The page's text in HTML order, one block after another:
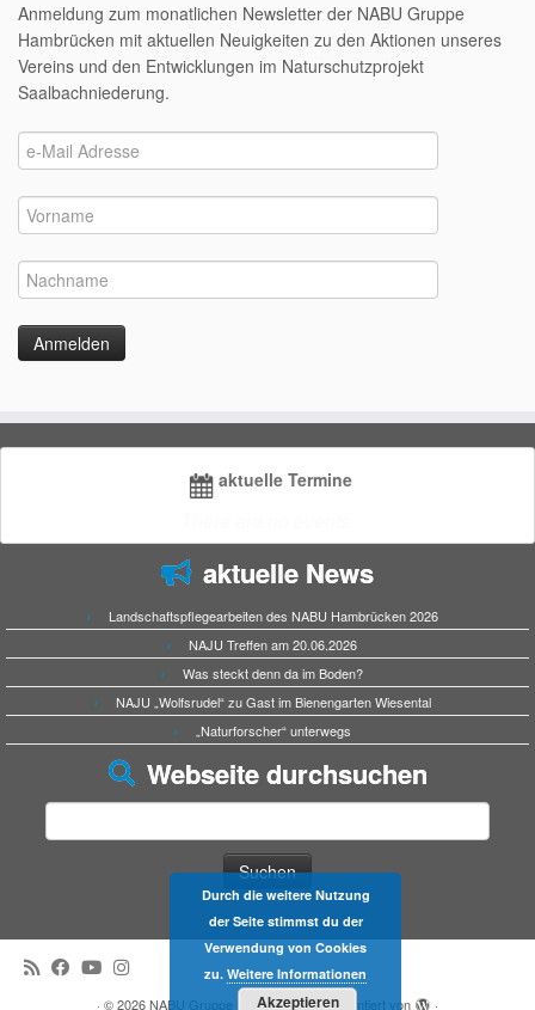
Anmeldung zum monatlichen Newsletter der NABU Gruppe
Hambrücken mit aktuellen Neuigkeiten zu den Aktionen unseres
Vereins und den Entwicklungen im Naturschutzprojekt
Saalbachniederung.
aktuelle Termine
aktuelle News
Landschaftspflegearbeiten des NABU Hambrücken 2026
NAJU Treffen am 20.06.2026
Was steckt denn da im Boden?
NAJU „Wolfsrudel“ zu Gast im Bienengarten Wiesental
„Naturforscher“ unterwegs
Webseite durchsuchen
· © 2026NABU Gruppe Hambrücken·Präsentiert von ·
Durch die weitere Nutzung
der Seite stimmst du der
Verwendung von Cookies
zu. Weitere Informationen
Akzeptieren